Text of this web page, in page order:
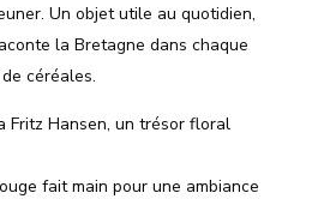
Un objet utile au quotidien,
la Bretagne dans chaque
céréales.
Fritz Hansen, un trésor floral
fait main pour une ambiance